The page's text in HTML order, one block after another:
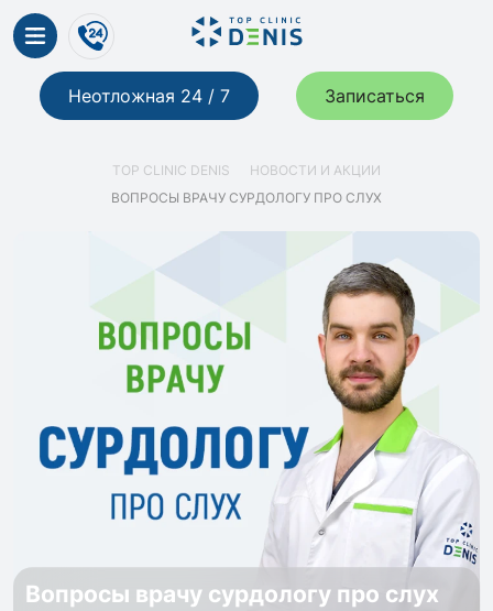
Неотложная 24 / 7 Записаться
TOP CLINIC DENIS
НОВОСТИ И АКЦИИ
ВОПРОСЫ ВРАЧУ СУРДОЛОГУ ПРО СЛУХ
Вопросы врачу сурдологу про слух